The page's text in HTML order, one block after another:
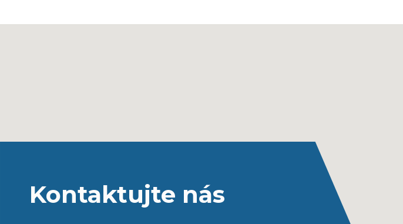
Kontaktujte nás